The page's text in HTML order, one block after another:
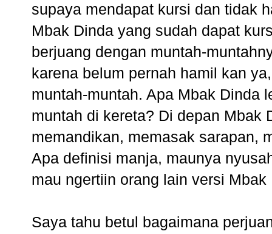
supaya mendapat kursi dan tidak
Mbak Dinda yang sudah dapat
berjuang dengan muntah-
karena belum pernah hamil kan
muntah-muntah. Apa Mbak Dinda
muntah di kereta? Di depan Mbak
memandikan, memasak sarapan,
Apa definisi manja, maunya
mau ngertiin orang lain versi
Saya tahu betul bagaimana